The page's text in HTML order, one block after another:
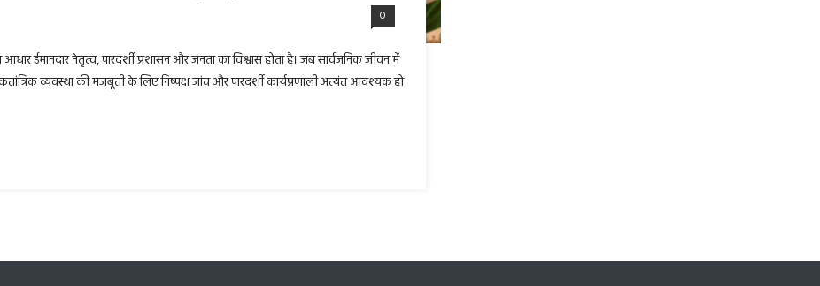
0
का आधार ईमानदार नेतृत्व, पारदर्शी प्रशासन और जनता का विश्वास होता है। जब सार्वजनिक जीवन में
व्यवस्था की मजबूती के लिए निष्पक्ष जांच और पारदर्शी कार्यप्रणाली अत्यंत आवश्यक हो